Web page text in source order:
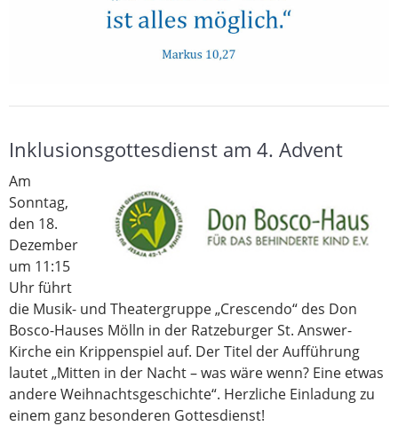
Inklusionsgottesdienst am 4. Advent
Am
Sonntag,
den 18.
Dezember
um 11:15
Uhr führt
die Musik- und Theatergruppe „Crescendo“ des Don
Bosco-Hauses Mölln in der Ratzeburger St. Answer-
Kirche ein Krippenspiel auf. Der Titel der Aufführung
lautet „Mitten in der Nacht – was wäre wenn? Eine etwas
andere Weihnachtsgeschichte“. Herzliche Einladung zu
einem ganz besonderen Gottesdienst!